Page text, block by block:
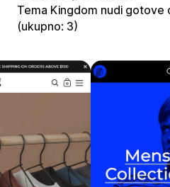
Tema Kingdom nudi gotove
(ukupno: 3)